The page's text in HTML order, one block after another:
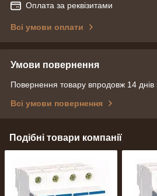
Оплата за реквізитами
Всі умови оплати
Умови повернення
Повернення товару впродовж 14 днів
Всі умови повернення
Подібні товари компанії